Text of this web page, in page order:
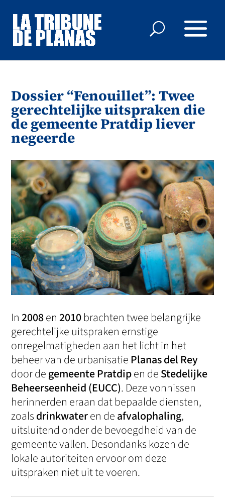
Dossier “Fenouillet”: Twee
gerechtelijke uitspraken die
de gemeente Pratdip liever
negeerde
In2008en2010brachten twee belangrijke
gerechtelijke uitspraken ernstige
onregelmatigheden aan het licht in het
beheer van de urbanisatiePlanas del Rey
door degemeente Pratdipen deStedelijke
Beheerseenheid (EUCC). Deze vonnissen
herinnerden eraan dat bepaalde diensten,
zoalsdrinkwateren deafvalophaling,
uitsluitend onder de bevoegdheid van de
gemeente vallen. Desondanks kozen de
lokale autoriteiten ervoor om deze
uitspraken niet uit te voeren.